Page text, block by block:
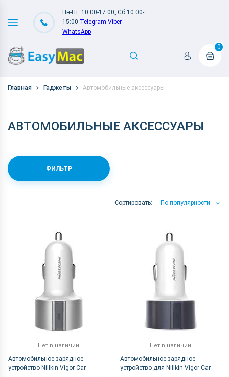
Пн-Пт: 10:00-17:00, Сб:10:00-
15:00 Telegram Viber
WhatsApp
0
Главная Гаджеты Автомобильные аксессуары
АВТОМОБИЛЬНЫЕ АКСЕССУАРЫ
ФИЛЬТР
Сортировать: По популярности
По популярности
Нет в наличии
Автомобильное зарядное
устройство Nillkin Vigor Car
Нет в наличии
Автомобильное зарядное
устройство для Nillkin Vigor Car